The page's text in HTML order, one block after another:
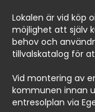
Lokalen är vid köp
möjlighet att själv
behov och
tillvalskatalog för
Vid montering av
kommunen innan
entresolplan via